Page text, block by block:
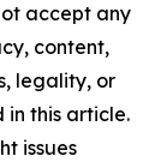
accept any
content,
legality, or
this article.
issues